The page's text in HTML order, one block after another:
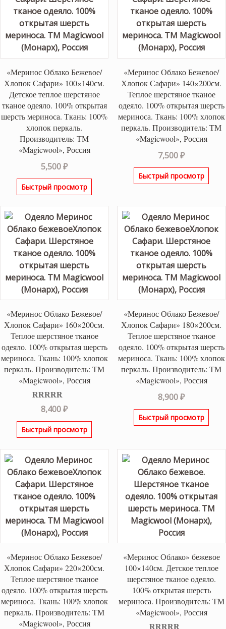
«Меринос Облако Бежевое/
Хлопок Сафари» 100×140см.
Детское теплое шерстяное
тканое одеяло. 100% открытая
шерсть мериноса. Ткань: 100%
хлопок перкаль.
Производитель: ТМ
«Magicwool», Россия
5,500₽
Быстрый просмотр
«Меринос Облако Бежевое/
Хлопок Сафари» 140×200см.
Теплое шерстяное тканое
одеяло. 100% открытая шерсть
мериноса. Ткань: 100% хлопок
перкаль. Производитель: ТМ
«Magicwool», Россия
7,500₽
Быстрый просмотр
«Меринос Облако Бежевое/
Хлопок Сафари» 160×200см.
Теплое шерстяное тканое
одеяло. 100% открытая шерсть
мериноса. Ткань: 100% хлопок
перкаль. Производитель: ТМ
«Magicwool», Россия
Оценка 5.00
из 5
8,400₽
Быстрый просмотр
«Меринос Облако Бежевое/
Хлопок Сафари» 180×200см.
Теплое шерстяное тканое
одеяло. 100% открытая шерсть
мериноса. Ткань: 100% хлопок
перкаль. Производитель: ТМ
«Magicwool», Россия
8,900₽
Быстрый просмотр
«Меринос Облако Бежевое/
Хлопок Сафари» 220×200см.
Теплое шерстяное тканое
одеяло. 100% открытая шерсть
мериноса. Ткань: 100% хлопок
перкаль. Производитель: ТМ
«Magicwool», Россия
«Меринос Облако» бежевое
100×140см. Детское теплое
шерстяное тканое одеяло.
100% открытая шерсть
мериноса. Производитель: ТМ
«Magicwool», Россия